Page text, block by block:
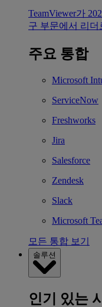
TeamViewer가
구 부문에서 리
주요 통합
Microsoft
ServiceNow
Freshworks
Jira
Salesforce
Zendesk
Slack
Microsoft
모든 통합 보기
솔루션
인기 있는